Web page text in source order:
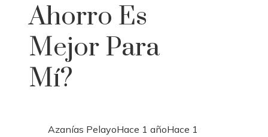
Ahorro Es
Mejor Para
Mí?
Azanías PelayoHace 1 añoHace 1